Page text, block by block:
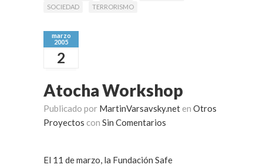
SOCIEDAD
TERRORISMO
marzo
2005
2
Atocha Workshop
Publicado por MartinVarsavsky.net en Otros
Proyectos con Sin Comentarios
El 11 de marzo, la Fundación Safe